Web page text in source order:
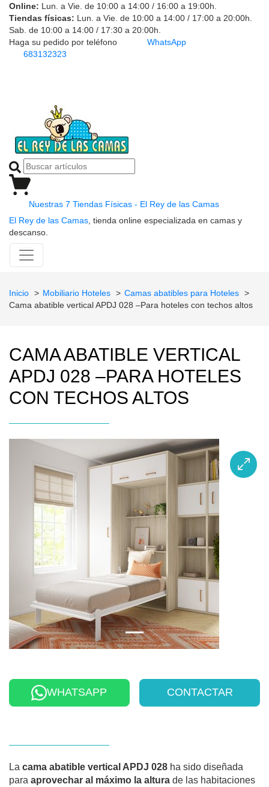
Online: Lun. a Vie. de 10:00 a 14:00 / 16:00 a 19:00h.
Tiendas físicas: Lun. a Vie. de 10:00 a 14:00 / 17:00 a 20:00h.
Sab. de 10:00 a 14:00 / 17:30 a 20:00h.
Haga su pedido por teléfono
683132323
WhatsApp
Nuestras 7 Tiendas Físicas - El Rey de las Camas
El Rey de las Camas , tienda online especializada en camas y
descanso.
Inicio Mobiliario Hoteles
Camas abatibles para Hoteles
Cama abatible vertical APDJ 028 –Para hoteles con techos altos
CAMA ABATIBLE VERTICAL
APDJ 028 –PARA HOTELES
CON TECHOS ALTOS
WHATSAPP CONTACTAR
La cama abatible vertical APDJ 028 ha sido diseñada
para aprovechar al máximo la altura de las habitaciones